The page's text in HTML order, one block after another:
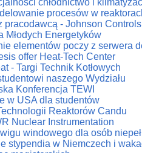
chłodnictwo i
procesów w
pracodawcą - Johnson
Młodych Energetyków
elementów poczy z serwera
offer Heat-Tech Center
- Targi Technik Kotłowych
naszego Wydziału
Konferencja TEWI
w USA dla studentów
Reaktorów Candu
Nuclear Instrumentation
windowego dla osób
stypendia w Niemczech i